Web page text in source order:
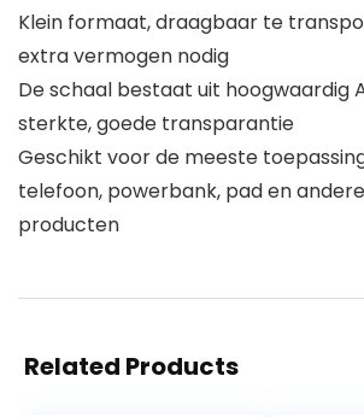
Klein formaat, draagbaar te
extra vermogen nodig
De schaal bestaat uit hoogwaardig
sterkte, goede transparantie
Geschikt voor de meeste
telefoon, powerbank, pad en
producten
Related Products